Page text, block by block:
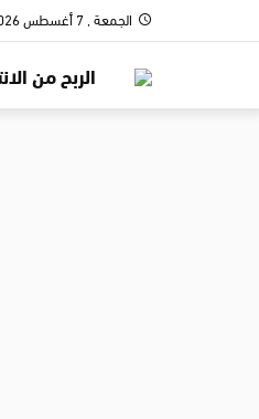
الجمعة , 7 أغسطس 2026
الربح من